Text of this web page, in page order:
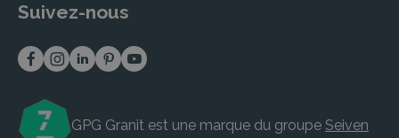
Suivez-nous
GPG Granit est une marque du groupe Seiven